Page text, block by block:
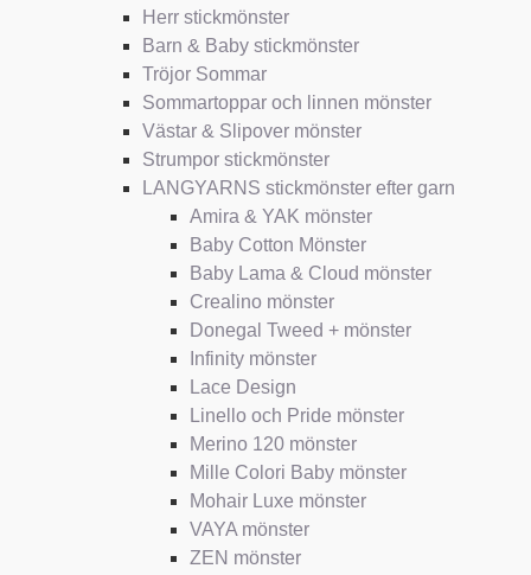
Herr stickmönster
Barn & Baby stickmönster
Tröjor Sommar
Sommartoppar och linnen mönster
Västar & Slipover mönster
Strumpor stickmönster
LANGYARNS stickmönster efter garn
Amira & YAK mönster
Baby Cotton Mönster
Baby Lama & Cloud mönster
Crealino mönster
Donegal Tweed + mönster
Infinity mönster
Lace Design
Linello och Pride mönster
Merino 120 mönster
Mille Colori Baby mönster
Mohair Luxe mönster
VAYA mönster
ZEN mönster